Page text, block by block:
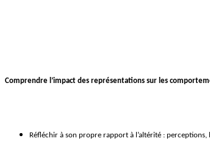
Comprendre l’impact des représentations sur les
Réfléchir à son propre rapport à l’altérité : perceptions,